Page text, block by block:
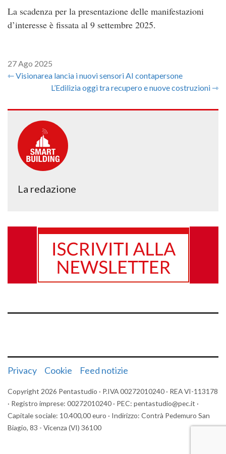
La scadenza per la presentazione delle manifestazioni
d’interesse è fissata al 9 settembre 2025.
27 Ago 2025
⇽ Visionarea lancia i nuovi sensori AI contapersone
L’Edilizia oggi tra recupero e nuove costruzioni ⇾
La redazione
Privacy Cookie Feed notizie
Copyright 2026 Pentastudio · P.IVA 00272010240 · REA VI-113178
· Registro imprese: 00272010240 · PEC: pentastudio@pec.it ·
Capitale sociale: 10.400,00 euro · Indirizzo: Contrà Pedemuro San
Biagio, 83 - Vicenza (VI) 36100